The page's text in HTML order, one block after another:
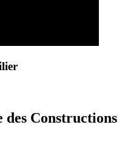
des Constructions